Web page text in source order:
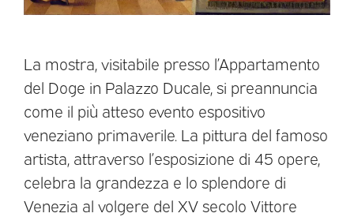
La mostra, visitabile presso l’Appartamento
del Doge in Palazzo Ducale, si preannuncia
come il più atteso evento espositivo
veneziano primaverile. La pittura del famoso
artista, attraverso l’esposizione di 45 opere,
celebra la grandezza e lo splendore di
Venezia al volgere del XV secolo Vittore